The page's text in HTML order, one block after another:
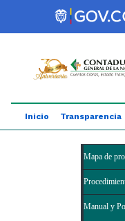
Saltar al contenido
Abrir menú de
Inicio Transparencia
Mapa de
Manual y